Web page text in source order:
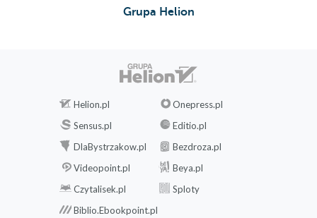
Po co używać linii poleceń? (186)
W głąb powłoki (195)
Korzystanie z terminala w GNOME (195)
Korzystanie z terminala w systemie X
Window System (196)
Często używane komendy linii poleceń (199)
Poruszanie się po systemie plików
Kopiowanie, przenoszenie, zmiana
Grupa Helion
Helion.pl
Onepress.pl
Sensus.pl
Editio.pl
DlaBystrzakow.pl
Bezdroza.pl
Videopoint.pl
Beya.pl
Czytalisek.pl
Sploty
Biblio.Ebookpoint.pl